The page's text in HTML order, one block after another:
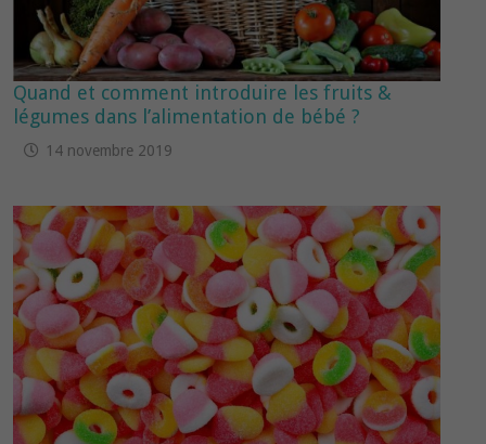
Quand et comment introduire les fruits &
légumes dans l’alimentation de bébé ?
14 novembre 2019